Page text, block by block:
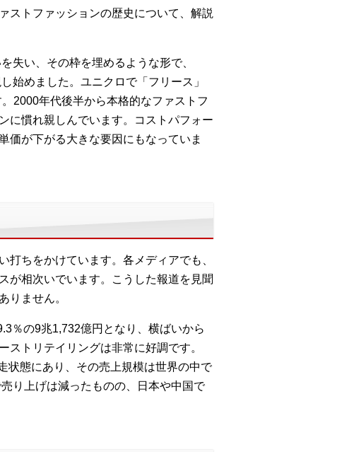
ストファッションの歴史について、解説
失い、その枠を埋めるような形で、
始めました。ユニクロで「フリース」
2000年代後半から本格的なファストフ
に慣れ親しんでいます。コストパフォー
価が下がる大きな要因にもなっていま
ちをかけています。各メディアでも、
が相次いでいます。こうした報道を見聞
りません。
％の9兆1,732億円となり、横ばいから
トリテイリングは非常に好調です。
状態にあり、その売上規模は世界の中で
り上げは減ったものの、日本や中国で